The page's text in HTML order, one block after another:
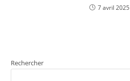
7 avril 2025
Rechercher